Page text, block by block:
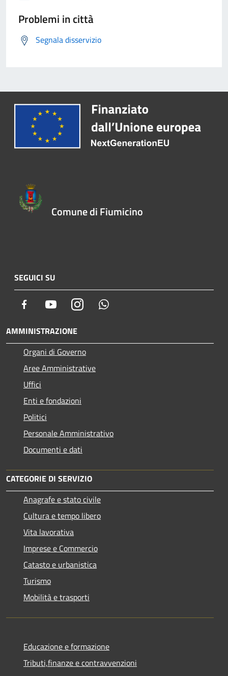
Problemi in città
Segnala disservizio
Comune di Fiumicino
SEGUICI SU
Facebook YoutubeInstagram
AMMINISTRAZIONE
Organi di Governo
Aree Amministrative
Uffici
Enti e fondazioni
Politici
Personale Amministrativo
Documenti e dati
CATEGORIE DI SERVIZIO
Anagrafe e stato civile
Cultura e tempo libero
Vita lavorativa
Imprese e Commercio
Catasto e urbanistica
Turismo
Mobilità e trasporti
Educazione e formazione
Tributi,finanze e contravvenzioni